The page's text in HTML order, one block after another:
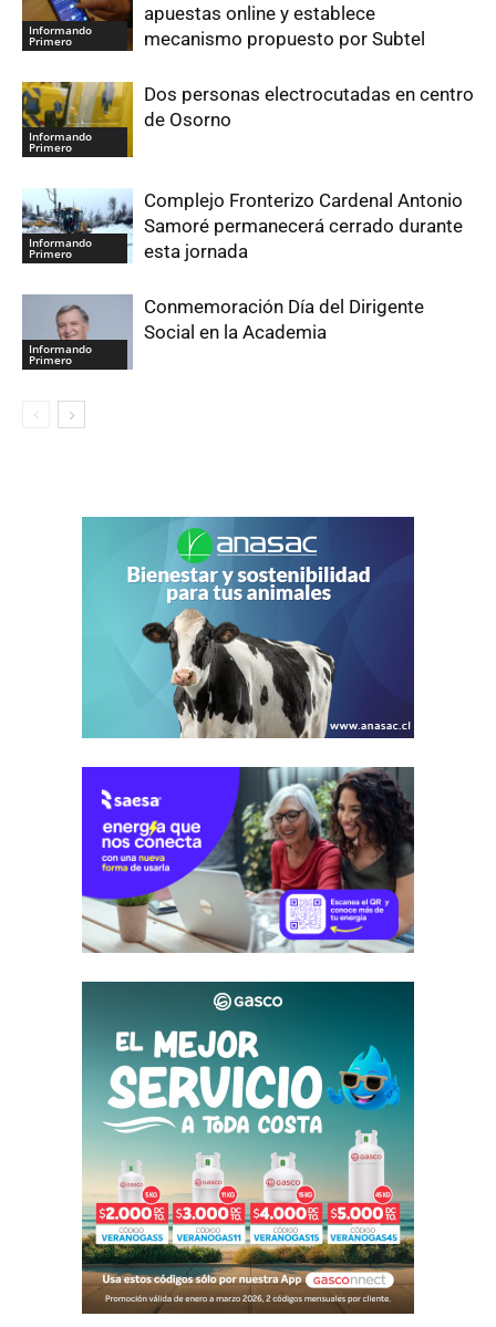
Informando
Primero
apuestas online y establece
mecanismo propuesto por Subtel
Informando
Primero
Dos personas electrocutadas en centro
de Osorno
Informando
Primero
Complejo Fronterizo Cardenal Antonio
Samoré permanecerá cerrado durante
esta jornada
Informando
Primero
Conmemoración Día del Dirigente
Social en la Academia